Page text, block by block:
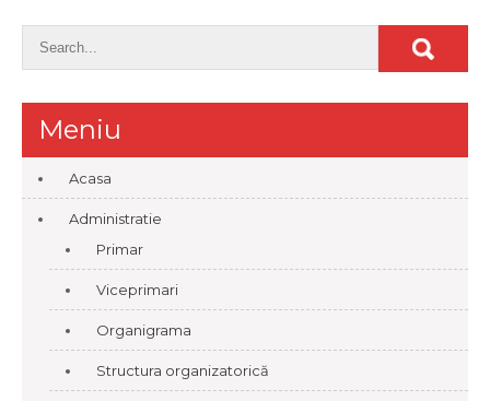
Meniu
Acasa
Administratie
Primar
Viceprimari
Organigrama
Structura organizatorică